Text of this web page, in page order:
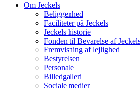
Om Jeckels
Beliggenhed
Faciliteter på Jeckels
Jeckels historie
Fonden til Bevarelse af
Fremvisning af lejlighed
Bestyrelsen
Personale
Billedgalleri
Sociale medier